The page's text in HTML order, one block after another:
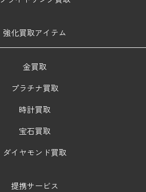
強化買取アイテム
金買取
プラチナ買取
時計買取
宝石買取
ダイヤモンド買取
提携サービス